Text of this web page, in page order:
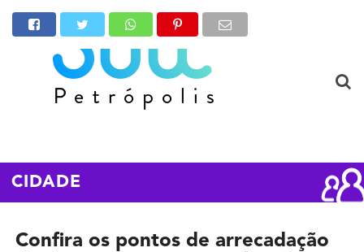
CIDADE
Confira os pontos de arrecadação